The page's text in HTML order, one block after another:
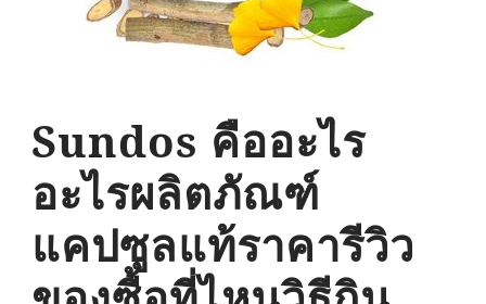
Sundos คืออะไร
อะไรผลิตภัณฑ์
แคปซูลแท้ราคารีวิว